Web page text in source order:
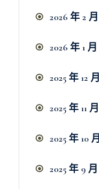
2026 年 2 月
2026 年 1 月
2025 年 12 月
2025 年 11 月
2025 年 10 月
2025 年 9 月